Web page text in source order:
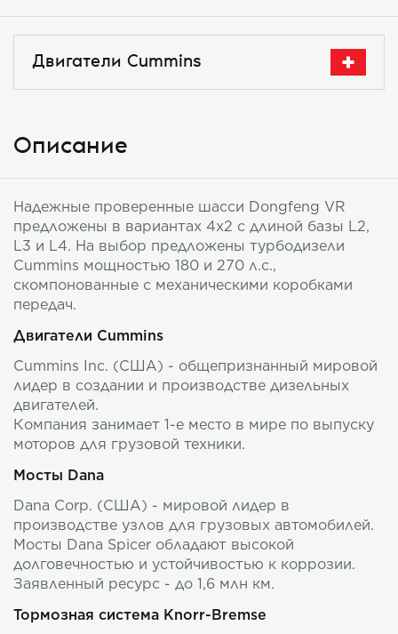
Двигатели Cummins
Описание
Надежные проверенные шасси Dongfeng VR
предложены в вариантах 4х2 с длиной базы L2,
L3 и L4. На выбор предложены турбодизели
Cummins мощностью 180 и 270 л.с.,
скомпонованные с механическими коробками
передач.
Двигатели Cummins
Cummins Inc. (США) - общепризнанный мировой
лидер в создании и производстве дизельных
двигателей.
Компания занимает 1-е место в мире по выпуску
моторов для грузовой техники.
Мосты Dana
Dana Corp. (США) - мировой лидер в
производстве узлов для грузовых автомобилей.
Мосты Dana Spicer обладают высокой
долговечностью и устойчивостью к коррозии.
Заявленный ресурс - до 1,6 млн км.
Тормозная система Knorr-Bremse